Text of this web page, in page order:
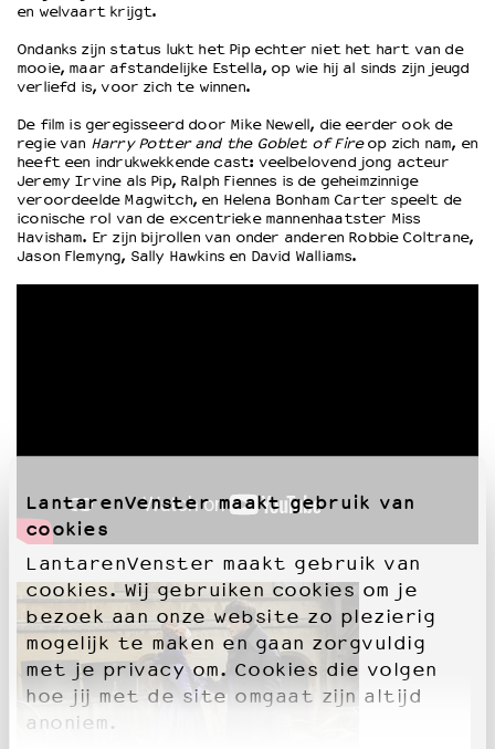
LantarenVenster maakt gebruik van
cookies
LantarenVenster maakt gebruik van
cookies. Wij gebruiken cookies om je
bezoek aan onze website zo plezierig
mogelijk te maken en gaan zorgvuldig
met je privacy om. Cookies die volgen
hoe jij met de site omgaat zijn altijd
anoniem.
Filmprogramma’s VO/MBO
Speciale educatieprogramma’s
OVER LANTARENVENSTER
Wat we doen
Werken bij
Wie is wie
Word vriend
Historie
Partners
en welvaart krijgt.
Ondanks zijn status lukt het Pip echter niet het hart van de
mooie, maar afstandelijke Estella, op wie hij al sinds zijn jeugd
verliefd is, voor zich te winnen.
De film is geregisseerd door Mike Newell, die eerder ook de
regie van Harry Potter and the Goblet of Fireop zich nam, en
heeft een indrukwekkende cast: veelbelovend jong acteur
Jeremy Irvine als Pip, Ralph Fiennes is de geheimzinnige
veroordeelde Magwitch, en Helena Bonham Carter speelt de
iconische rol van de excentrieke mannenhaatster Miss
Havisham. Er zijn bijrollen van onder anderen Robbie Coltrane,
Jason Flemyng, Sally Hawkins en David Walliams.